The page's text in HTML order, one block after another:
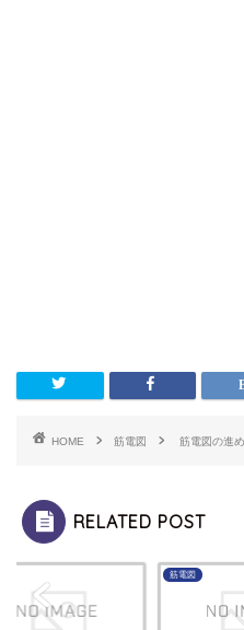
HOME 筋電図 筋電図の進
RELATED POST
筋電図